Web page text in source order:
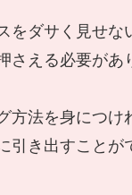
をダサく見せな
さえる必要があ
方法を身につけ
引き出すことが